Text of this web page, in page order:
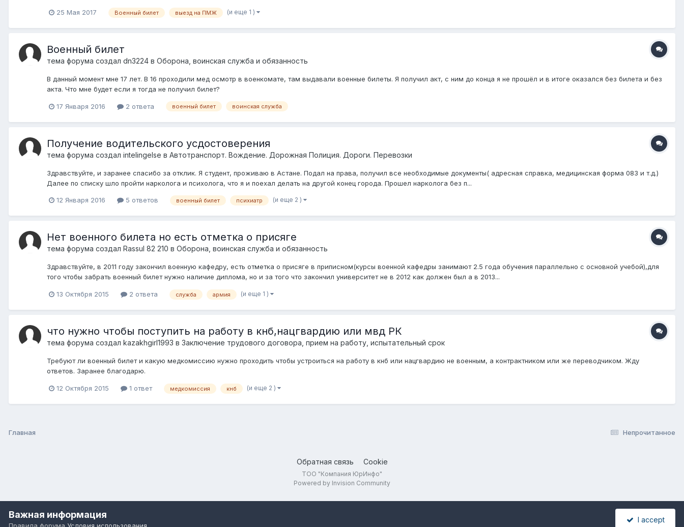
25 Мая 2017 Военный билет выезд на ПМЖ (и еще 1 )
Военный билет
тема форума создал dn3224 в Оборона, воинская служба и обязанность
В данный момент мне 17 лет. В 16 проходили мед осмотр в военкомате, там выдавали военные билеты. Я получил акт, с ним до конца я не прошёл и в итоге оказался без билета и без
акта. Что мне будет если я тогда не получил билет?
17 Января 2016 2 ответа военный билет воинская служба
Получение водительского усдостоверения
тема форума создал intelingelse в Автотранспорт. Вождение. Дорожная Полиция. Дороги. Перевозки
Здравствуйте, и заранее спасибо за отклик. Я студент, проживаю в Астане. Подал на права, получил все необходимые документы( адресная справка, медицинская форма 083 и т.д.)
Далее по списку шло пройти нарколога и психолога, что я и поехал делать на другой конец города. Прошел нарколога без п...
12 Января 2016 5 ответов военный билет психиатр (и еще 2 )
Нет военного билета но есть отметка о присяге
тема форума создал Rassul 82 210 в Оборона, воинская служба и обязанность
Здравствуйте, в 2011 году закончил военную кафедру, есть отметка о присяге в приписном(курсы военной кафедры занимают 2.5 года обучения параллельно с основной учебой),для
того чтобы забрать военный билет нужно наличие диплома, но и за того что закончил университет не в 2012 как должен был а в 2013...
13 Октября 2015 2 ответа служба армия (и еще 1 )
что нужно чтобы поступить на работу в кнб,нацгвардию или мвд РК
тема форума создал kazakhgirl1993 в Заключение трудового договора, прием на работу, испытательный срок
Требуют ли военный билет и какую медкомиссию нужно проходить чтобы устроиться на работу в кнб или нацгвардию не военным, а контрактником или же переводчиком. Жду
ответов. Заранее благодарю.
12 Октября 2015 1 ответ медкомиссия кнб (и еще 2 )
Непрочитанное
Главная
Обратная связь Cookie
ТОО "Компания ЮрИнфо"
Powered by Invision Community
Важная информация I accept